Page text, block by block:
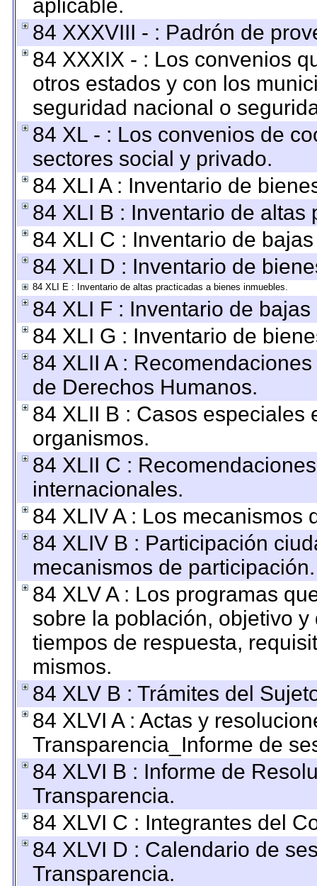
aplicable.
84 XXXVIII - : Padrón de
84 XXXIX - : Los convenios
otros estados y con los
seguridad nacional o
84 XL - : Los convenios de
sectores social y privado.
84 XLI A : Inventario de
84 XLI B : Inventario de
84 XLI C : Inventario de
84 XLI D : Inventario de
84 XLI E : Inventario de altas practicadas a bienes inmuebles.
84 XLI F : Inventario de
84 XLI G : Inventario de
84 XLII A :
de Derechos Humanos.
84 XLII B : Casos especiales
organismos.
84 XLII C :
internacionales.
84 XLIV A : Los mecanismos
84 XLIV B : Participación
mecanismos de participación.
84 XLV A : Los programas
sobre la población, objetivo
tiempos de respuesta,
mismos.
84 XLV B : Trámites del
84 XLVI A : Actas y
Transparencia_Informe de
84 XLVI B : Informe de
Transparencia.
84 XLVI C : Integrantes del
84 XLVI D : Calendario de
Transparencia.